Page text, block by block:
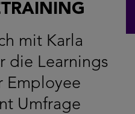
mit Karla
die Learnings
Employee
Umfrage